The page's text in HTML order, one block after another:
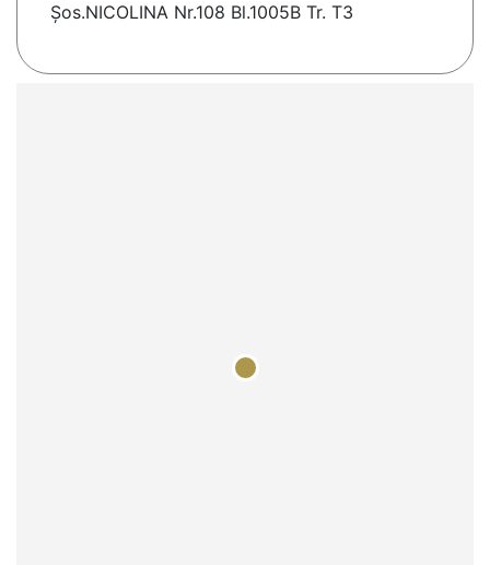
Șos.NICOLINA Nr.108 Bl.1005B Tr. T3